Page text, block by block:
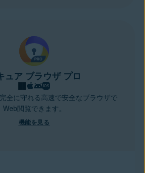
ュア ブラウザ プロ
全に守れる高速で安全なブラウザで
Web閲覧できます。
機能を見る